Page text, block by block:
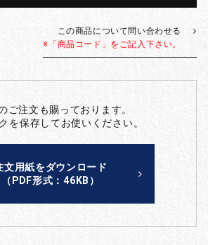
この商品について問い合わせる
※「商品コード」をご記入下さい。
ご注文も賜っております。
を保存してお使いください。
文用紙をダウンロード
（PDF形式：46KB）